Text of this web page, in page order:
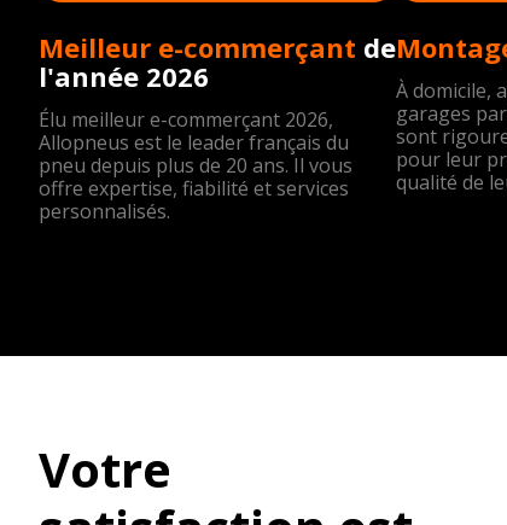
Meilleur e-commerçant de
l'année 2026
Élu meilleur e-commerçant 2026,
Allopneus est le leader français du
pneu depuis plus de 20 ans. Il vous
offre expertise, fiabilité et services
personnalisés.
À domicile,
garages
sont
pour leur
qualité de
Votre